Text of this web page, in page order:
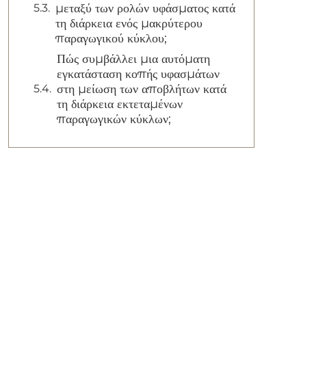
μεταξύ των ρολών υφάσματος κατά
τη διάρκεια ενός μακρύτερου
παραγωγικού κύκλου;
Πώς συμβάλλει μια αυτόματη
εγκατάσταση κοπής υφασμάτων
στη μείωση των αποβλήτων κατά
τη διάρκεια εκτεταμένων
παραγωγικών κύκλων;